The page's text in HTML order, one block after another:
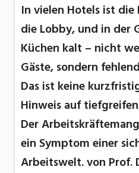
In vielen Hotels ist
die Lobby, und in der
Küchen kalt – nicht
Gäste, sondern
Das ist keine
Hinweis auf
Der
ein Symptom einer
Arbeitswelt. von Prof.